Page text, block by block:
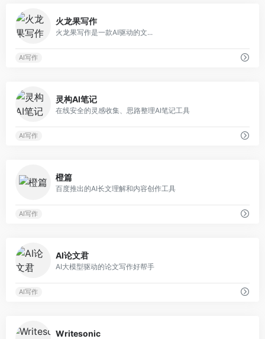
火龙果写作
火龙果写作是一款AI驱动的文...
AI写作
灵构AI笔记
在线安全的灵感收集、思路整理AI笔记工具
AI写作
橙篇
百度推出的AI长文理解和内容创作工具
AI写作
AI论文君
AI大模型驱动的论文写作好帮手
AI写作
Writesonic